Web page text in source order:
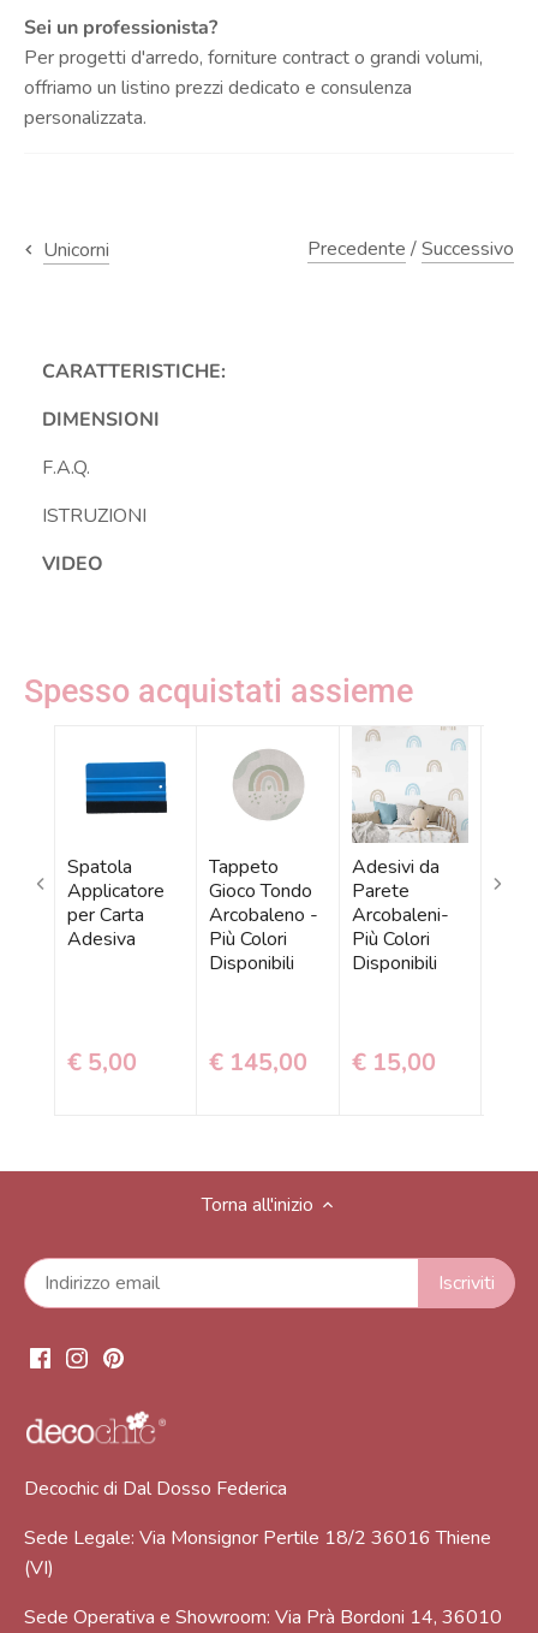
Sei un professionista?
Per progetti d'arredo, forniture contract o grandi volumi,
offriamo un listino prezzi dedicato e consulenza
personalizzata.
Unicorni Precedente /Successivo
CARATTERISTICHE:
DIMENSIONI
F.A.Q.
ISTRUZIONI
VIDEO
Spesso acquistati assieme
Spatola
Applicatore
per Carta
Adesiva
€ 5,00
Tappeto
Gioco Tondo
Arcobaleno -
Più Colori
Disponibili
€ 145,00
Adesivi da
Parete
Arcobaleni-
Più Colori
Disponibili
€ 15,00
Torna all'inizio
Decochic di Dal Dosso Federica
Sede Legale: Via Monsignor Pertile 18/2 36016 Thiene
(VI)
Sede Operativa e Showroom: Via Prà Bordoni 14, 36010